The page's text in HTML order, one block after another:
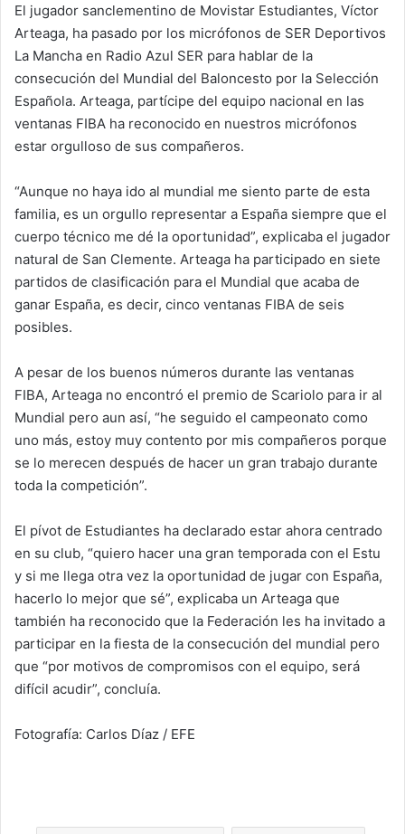
El jugador sanclementino de Movistar Estudiantes, Víctor
Arteaga, ha pasado por los micrófonos de SER Deportivos
La Mancha en Radio Azul SER para hablar de la
consecución del Mundial del Baloncesto por la Selección
Española. Arteaga, partícipe del equipo nacional en las
ventanas FIBA ha reconocido en nuestros micrófonos
estar orgulloso de sus compañeros.
“Aunque no haya ido al mundial me siento parte de esta
familia, es un orgullo representar a España siempre que el
cuerpo técnico me dé la oportunidad”, explicaba el jugador
natural de San Clemente. Arteaga ha participado en siete
partidos de clasificación para el Mundial que acaba de
ganar España, es decir, cinco ventanas FIBA de seis
posibles.
A pesar de los buenos números durante las ventanas
FIBA, Arteaga no encontró el premio de Scariolo para ir al
Mundial pero aun así, “he seguido el campeonato como
uno más, estoy muy contento por mis compañeros porque
se lo merecen después de hacer un gran trabajo durante
toda la competición”.
El pívot de Estudiantes ha declarado estar ahora centrado
en su club, “quiero hacer una gran temporada con el Estu
y si me llega otra vez la oportunidad de jugar con España,
hacerlo lo mejor que sé”, explicaba un Arteaga que
también ha reconocido que la Federación les ha invitado a
participar en la fiesta de la consecución del mundial pero
que “por motivos de compromisos con el equipo, será
difícil acudir”, concluía.
Fotografía: Carlos Díaz / EFE